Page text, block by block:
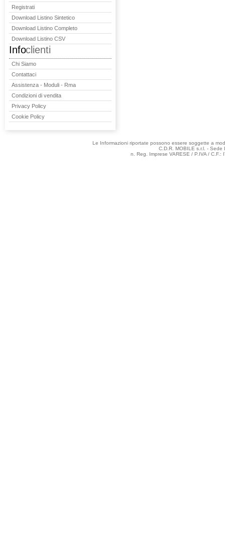
Registrati
Download Listino Sintetico
Download Listino Completo
Download Listino CSV
Infoclienti
Chi Siamo
Contattaci
Assistenza - Moduli - Rma
Condizioni di vendita
Privacy Policy
Cookie Policy
Le Informazioni riportate possono essere soggette a
C.D.R. MOBILE s.r.l. -
n. Reg. Imprese VARESE / P.IVA /